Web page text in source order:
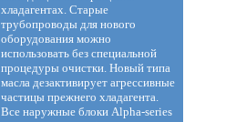
хладагентах. Старые
трубопроводы для нового
оборудования можно
использовать без специальной
процедуры очистки. Новый типа
масла дезактивирует агрессивные
частицы прежнего хладагента.
Все наружные блоки Alpha-series